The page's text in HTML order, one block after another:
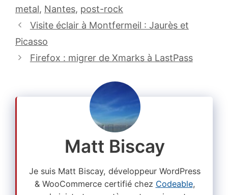
metal, Nantes, post-rock
Visite éclair à Montfermeil : Jaurès et
Picasso
Firefox : migrer de Xmarks à LastPass
Matt Biscay
Je suis Matt Biscay, développeur WordPress
& WooCommerce certifié chez Codeable,